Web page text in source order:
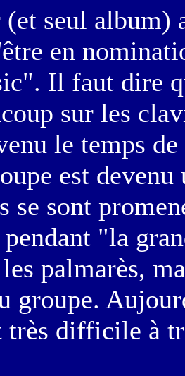
seul album)
en
Il faut dire
sur les
le temps
est
se sont
"la
palmarès,
groupe.
très difficile à